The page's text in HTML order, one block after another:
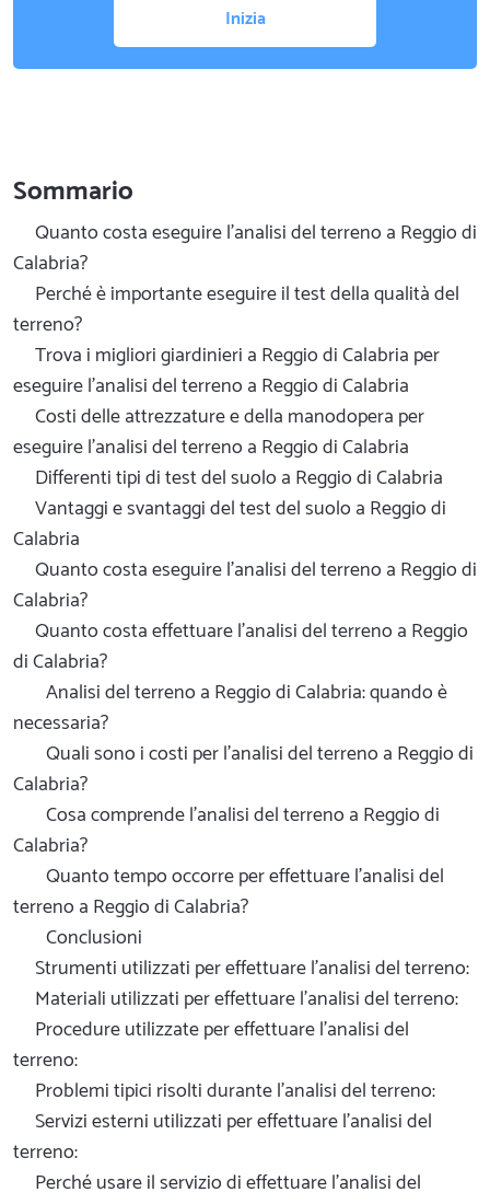
Inizia
Sommario
Quanto costa eseguire l'analisi del terreno a Reggio di
Calabria?
Perché è importante eseguire il test della qualità del
terreno?
Trova i migliori giardinieri a Reggio di Calabria per
eseguire l'analisi del terreno a Reggio di Calabria
Costi delle attrezzature e della manodopera per
eseguire l'analisi del terreno a Reggio di Calabria
Differenti tipi di test del suolo a Reggio di Calabria
Vantaggi e svantaggi del test del suolo a Reggio di
Calabria
Quanto costa eseguire l'analisi del terreno a Reggio di
Calabria?
Quanto costa effettuare l'analisi del terreno a Reggio
di Calabria?
Analisi del terreno a Reggio di Calabria: quando è
necessaria?
Quali sono i costi per l'analisi del terreno a Reggio di
Calabria?
Cosa comprende l'analisi del terreno a Reggio di
Calabria?
Quanto tempo occorre per effettuare l'analisi del
terreno a Reggio di Calabria?
Conclusioni
Strumenti utilizzati per effettuare l'analisi del terreno:
Materiali utilizzati per effettuare l'analisi del terreno:
Procedure utilizzate per effettuare l'analisi del
terreno:
Problemi tipici risolti durante l'analisi del terreno:
Servizi esterni utilizzati per effettuare l'analisi del
terreno:
Perché usare il servizio di effettuare l'analisi del